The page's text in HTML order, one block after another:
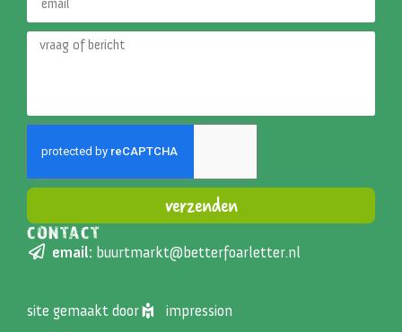
verzenden
Alternative:
CONTACT
email: buurtmarkt@betterfoarletter.nl
site gemaakt door impression